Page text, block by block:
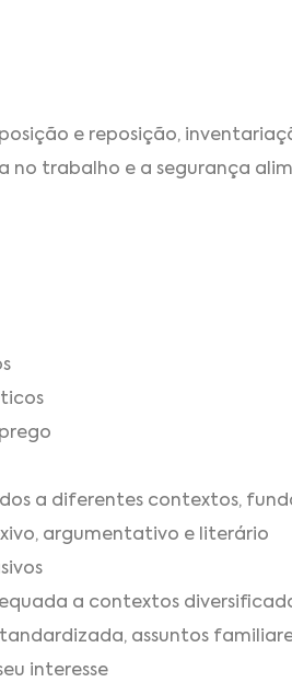
e reposição,
no trabalho e a segurança
a diferentes contextos,
argumentativo e literário
a contextos
assuntos
interesse